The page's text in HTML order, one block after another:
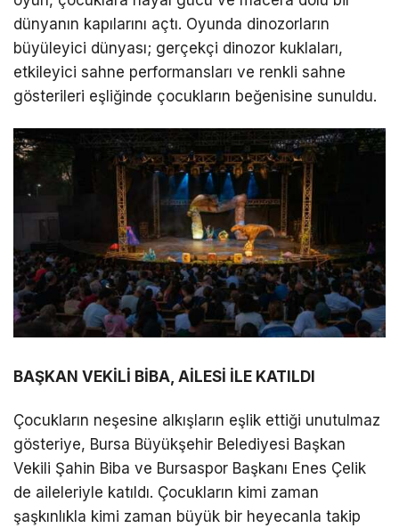
dünyanın kapılarını açtı. Oyunda dinozorların
büyüleyici dünyası; gerçekçi dinozor kuklaları,
etkileyici sahne performansları ve renkli sahne
gösterileri eşliğinde çocukların beğenisine sunuldu.
BAŞKAN VEKİLİ BİBA, AİLESİ İLE KATILDI
Çocukların neşesine alkışların eşlik ettiği unutulmaz
gösteriye, Bursa Büyükşehir Belediyesi Başkan
Vekili Şahin Biba ve Bursaspor Başkanı Enes Çelik
de aileleriyle katıldı. Çocukların kimi zaman
şaşkınlıkla kimi zaman büyük bir heyecanla takip